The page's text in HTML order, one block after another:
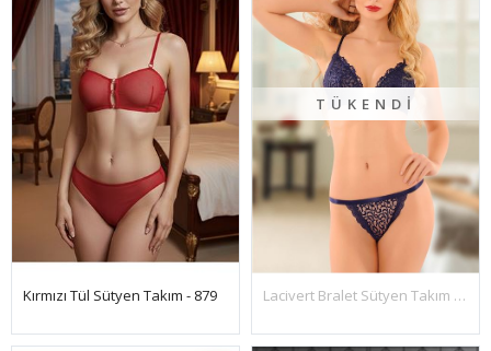
Kırmızı Tül Sütyen Takım - 879
TÜKENDI
Lacivert Bralet Sütyen Takım 2' Li - 6515